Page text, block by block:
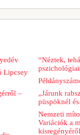
Lipcsey
–
“Néztek,
„Járunk
püspöknél
Nemzeti
Variációk a
kisregényéről